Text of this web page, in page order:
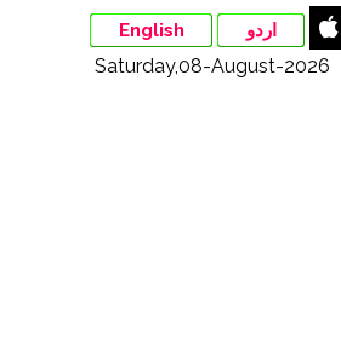
English اردو
Saturday,08-August-2026